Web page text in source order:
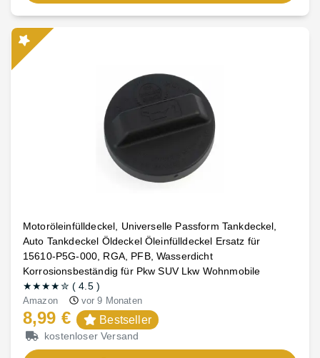
Motoröleinfülldeckel, Universelle Passform Tankdeckel,
Auto Tankdeckel Öldeckel Öleinfülldeckel Ersatz für
15610-P5G-000, RGA, PFB, Wasserdicht
Korrosionsbeständig für Pkw SUV Lkw Wohnmobile
★★★★✮ (4.5)
Amazon vor 9 Monaten
8,99 € Bestseller
kostenloser Versand